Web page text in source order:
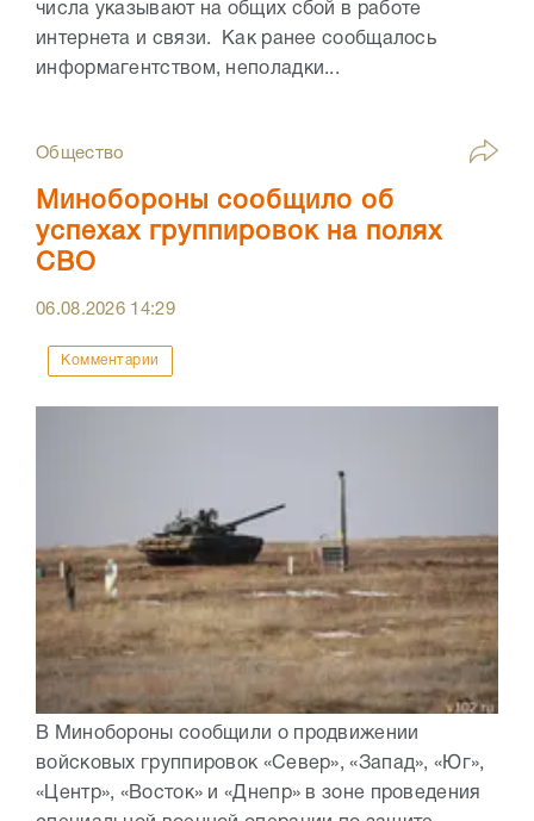
числа указывают на общих сбой в работе
интернета и связи. Как ранее сообщалось
информагентством, неполадки...
Общество
Минобороны сообщило об
успехах группировок на полях
СВО
06.08.2026 14:29
Комментарии
В Минобороны сообщили о продвижении
войсковых группировок «Север», «Запад», «Юг»,
«Центр», «Восток» и «Днепр» в зоне проведения